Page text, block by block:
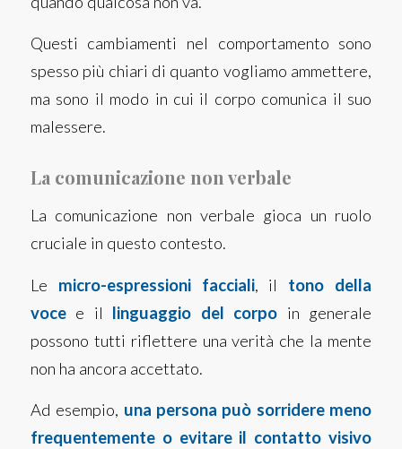
Questi cambiamenti nel comportamento sono
spesso più chiari di quanto vogliamo ammettere,
ma sono il modo in cui il corpo comunica il suo
malessere.
La comunicazione non verbale
La comunicazione non verbale gioca un ruolo
cruciale in questo contesto.
Le micro-espressioni facciali, il tono della
vocee il linguaggio del corpo in generale
possono tutti riflettere una verità che la mente
non ha ancora accettato.
Ad esempio, una persona può sorridere meno
frequentemente o evitare il contatto visivo